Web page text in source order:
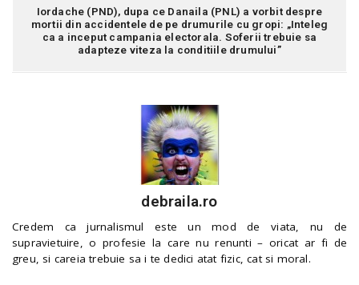
Iordache (PND), dupa ce Danaila (PNL) a vorbit despre
mortii din accidentele de pe drumurile cu gropi: „Inteleg
ca a inceput campania electorala. Soferii trebuie sa
adapteze viteza la conditiile drumului”
debraila.ro
Credem ca jurnalismul este un mod de viata, nu de
supravietuire, o profesie la care nu renunti – oricat ar fi de
greu, si careia trebuie sa i te dedici atat fizic, cat si moral.